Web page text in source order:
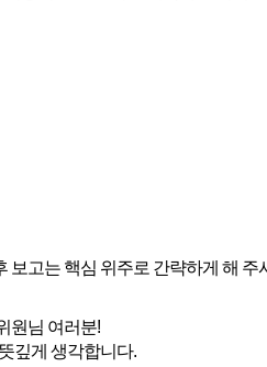
고는 핵심 위주로 간략하게 해 주
원님 여러분!
깊게 생각합니다.